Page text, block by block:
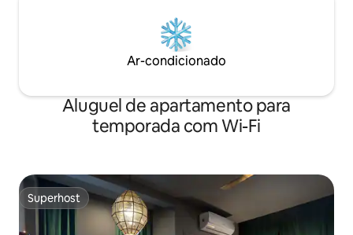
Ar-condicionado
Aluguel de apartamento para
temporada com Wi-Fi
Superhost
Superhost